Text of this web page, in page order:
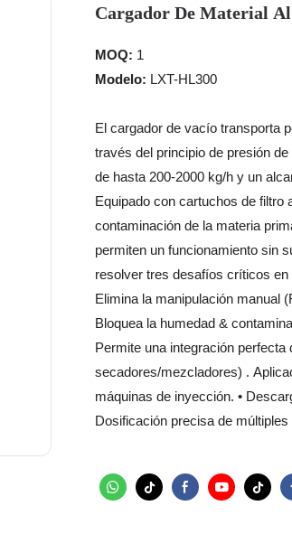
Cargador De Material
MOQ: 1
Modelo: LXT-HL300
El cargador de vacío transporta
través del principio de presión
de hasta 200-2000 kg/h y un
Equipado con cartuchos de
contaminación de la materia
permiten un funcionamiento sin
resolver tres desafíos críticos
Elimina la manipulación manual
Bloquea la humedad &
Permite una integración
secadores/mezcladores) .
máquinas de inyección. •
Dosificación precisa de